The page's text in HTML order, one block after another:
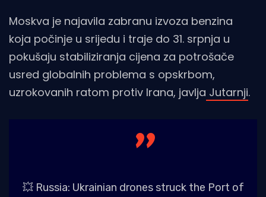
Moskva je najavila zabranu izvoza benzina
koja počinje u srijedu i traje do 31. srpnja u
pokušaju stabiliziranja cijena za potrošače
usred globalnih problema s opskrbom,
uzrokovanih ratom protiv Irana, javlja Jutarnji.
💥 Russia: Ukrainian drones struck the Port of